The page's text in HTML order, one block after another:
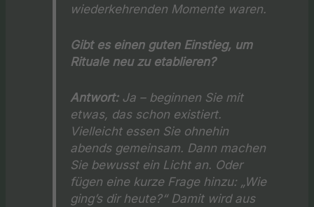
wiederkehrenden Momente waren.
Gibt es einen guten Einstieg, um
Rituale neu zu etablieren?
Antwort:Ja – beginnen Sie mit
etwas, das schon existiert.
Vielleicht essen Sie ohnehin
abends gemeinsam. Dann machen
Sie bewusst ein Licht an. Oder
fügen eine kurze Frage hinzu: „Wie
ging’s dir heute?“ Damit wird aus